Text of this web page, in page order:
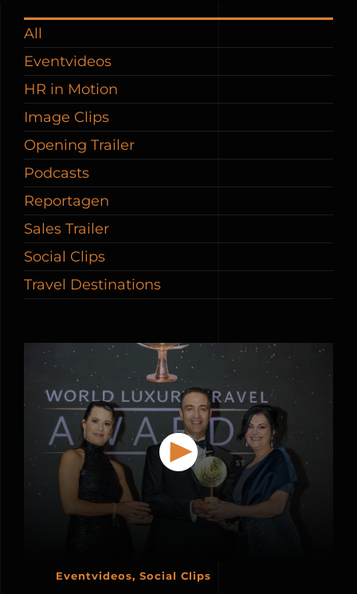
All
Eventvideos
HR in Motion
Image Clips
Opening Trailer
Podcasts
Reportagen
Sales Trailer
Social Clips
Travel Destinations
Eventvideos,Social Clips